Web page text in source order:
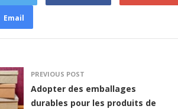
Email
PREVIOUS POST
Adopter des emballages
durables pour les produits de